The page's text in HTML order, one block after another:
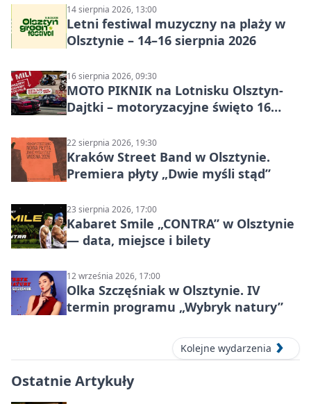
14 sierpnia 2026, 13:00
Letni festiwal muzyczny na plaży w
Olsztynie – 14–16 sierpnia 2026
16 sierpnia 2026, 09:30
MOTO PIKNIK na Lotnisku Olsztyn-
Dajtki – motoryzacyjne święto 16
22 sierpnia 2026, 19:30
Kraków Street Band w Olsztynie.
Premiera płyty „Dwie myśli stąd”
23 sierpnia 2026, 17:00
Kabaret Smile „CONTRA” w Olsztynie
— data, miejsce i bilety
12 września 2026, 17:00
Olka Szczęśniak w Olsztynie. IV
termin programu „Wybryk natury”
Kolejne wydarzenia
Ostatnie Artykuły